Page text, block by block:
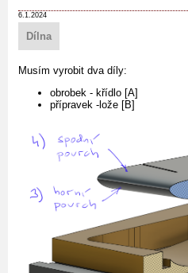
6.1.2024
Dílna
Musím vyrobit dva díly:
obrobek - křídlo [A]
přípravek -lože [B]